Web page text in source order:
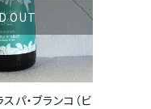
OUT
パ・ブランコ（ビ